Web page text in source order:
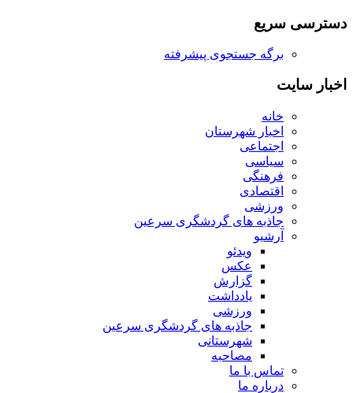
دسترسی سریع
برگه جستجوی پیشرفته
اخبار سایت
خانه
اخبار شهرستان
اجتماعی
سیاسی
فرهنگی
اقتصادی
ورزشی
جاذبه های گردشگری سرعین
آرشیو
ویدئو
عکس
گزارش
یادداشت
ورزشی
جاذبه های گردشگری سرعین
شهرستانی
مصاحبه
تماس با ما
درباره ما